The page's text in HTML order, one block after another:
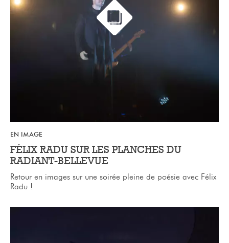
EN IMAGE
FÉLIX RADU SUR LES PLANCHES DU
RADIANT-BELLEVUE
Retour en images sur une soirée pleine de poésie avec Félix
Radu !